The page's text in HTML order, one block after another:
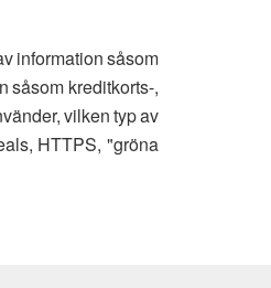
information såsom
såsom kreditkorts-,
vilken typ av
HTTPS, "gröna